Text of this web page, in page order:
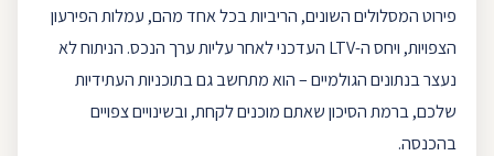
פירוט המסלולים השונים, הריביות בכל אחד מהם, עמלות הפירעון
הצפויות, ויחס ה-LTV העדכני לאחר עליות ערך הנכס. הניתוח לא
נעצר בנתונים הגולמיים – הוא מתחשב גם בתוכניות העתידיות
שלכם, ברמת הסיכון שאתם מוכנים לקחת, ובשינויים צפויים
בהכנסה.